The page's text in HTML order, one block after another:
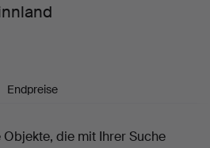
Endpreise
die mit Ihrer Suche